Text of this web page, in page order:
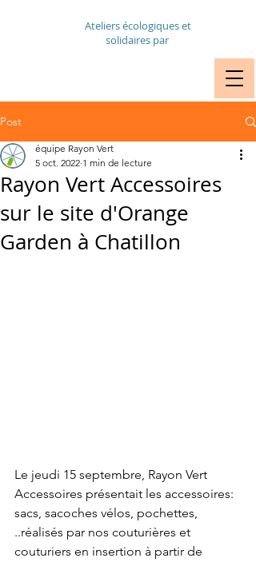
Ateliers écologiques et
solidaires par
Post
Rayon Vert Accessoires
sur le site d'Orange
Garden à Chatillon
équipe Rayon Vert
5 oct. 2022 1 min de lecture
Le jeudi 15 septembre, Rayon Vert
Accessoires présentait les accessoires:
sacs, sacoches vélos, pochettes,
..réalisés par nos couturières et
couturiers en insertion à partir de